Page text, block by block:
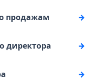
продажам
директора